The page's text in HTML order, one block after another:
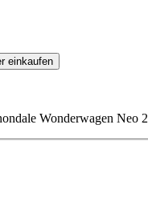
einkaufen
Wonderwagen Neo 2